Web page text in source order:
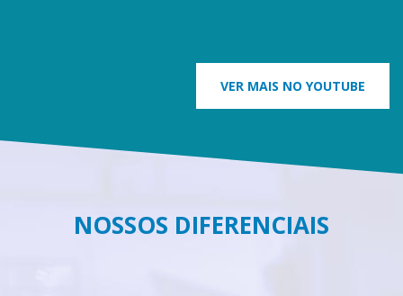
VER MAIS NO YOUTUBE
NOSSOS DIFERENCIAIS